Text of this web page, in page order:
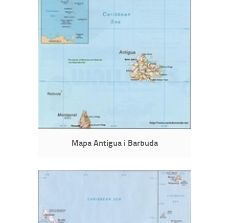
Mapa Antigua i Barbuda